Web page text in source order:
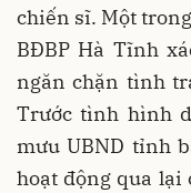
chiến sĩ. Một
BĐBP Hà Tĩnh
ngăn chặn tình
Trước tình hình
mưu UBND tỉnh
hoạt động qua lại